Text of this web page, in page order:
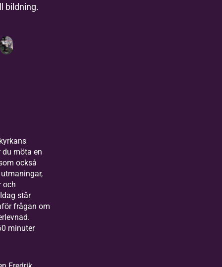
bildning.
möta en
också
och
står
frågan om
minuter